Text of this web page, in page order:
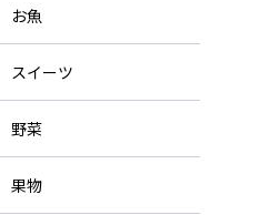
京都府
お魚
スイーツ
野菜
果物